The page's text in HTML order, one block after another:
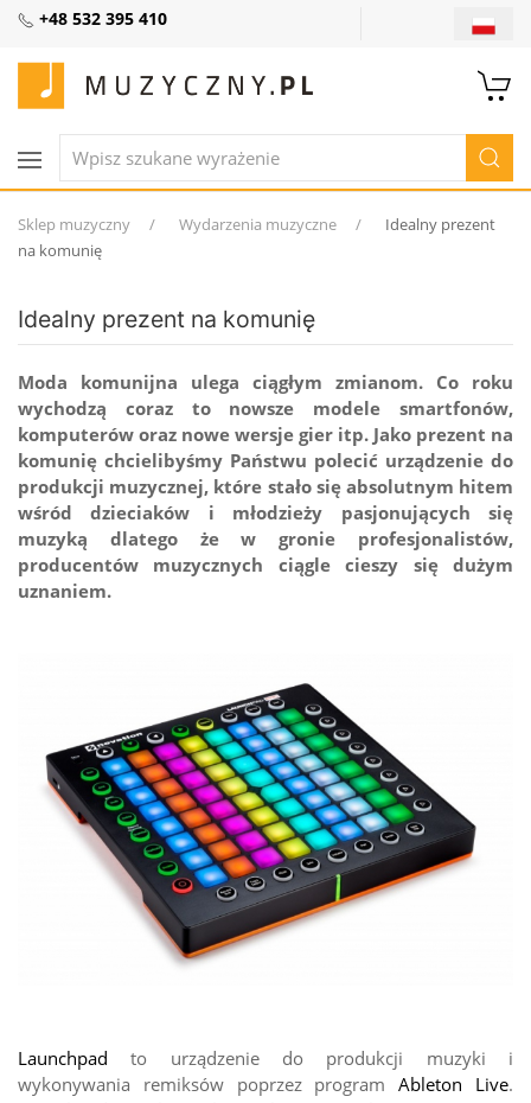
+48 532 395 410
Sklep muzyczny Wydarzenia muzyczne
Idealny prezent
na komunię
Idealny prezent na komunię
Moda komunijna ulega ciągłym zmianom. Co roku
wychodzą coraz to nowsze modele smartfonów,
komputerów oraz nowe wersje gier itp. Jako prezent na
komunię chcielibyśmy Państwu polecić urządzenie do
produkcji muzycznej, które stało się absolutnym hitem
wśród dzieciaków i młodzieży pasjonujących się
muzyką dlatego że w gronie profesjonalistów,
producentów muzycznych ciągle cieszy się dużym
uznaniem.
Launchpad to urządzenie do produkcji muzyki i
wykonywania remiksów poprzez programAbleton Live.